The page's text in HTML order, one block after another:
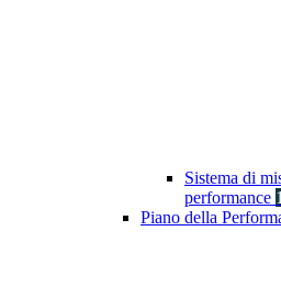
Sistema di
performance 1
Piano della